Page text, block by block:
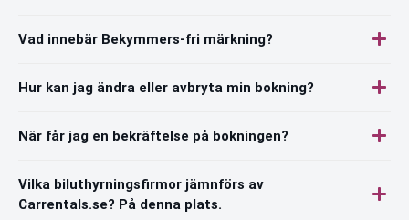
Vad innebär Bekymmers-fri märkning?
Hur kan jag ändra eller avbryta min bokning?
När får jag en bekräftelse på bokningen?
Vilka biluthyrningsfirmor jämnförs av
Carrentals.se? På denna plats.